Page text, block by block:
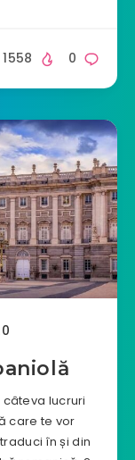
0
1558
lucruri
care te vor
în și din